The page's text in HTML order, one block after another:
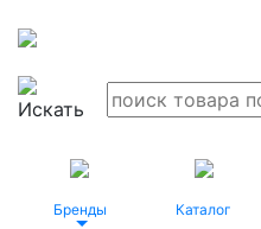
Бренды Каталог